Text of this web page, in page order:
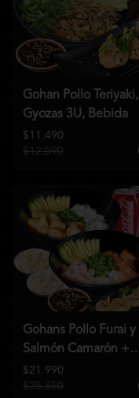
Gohan Pollo Teriyaki,
Gyozas 3U, Bebida
$11.490
$12.090
Gohans Pollo Furai y
Salmón Camarón +
2QC
$21.990
$25.850